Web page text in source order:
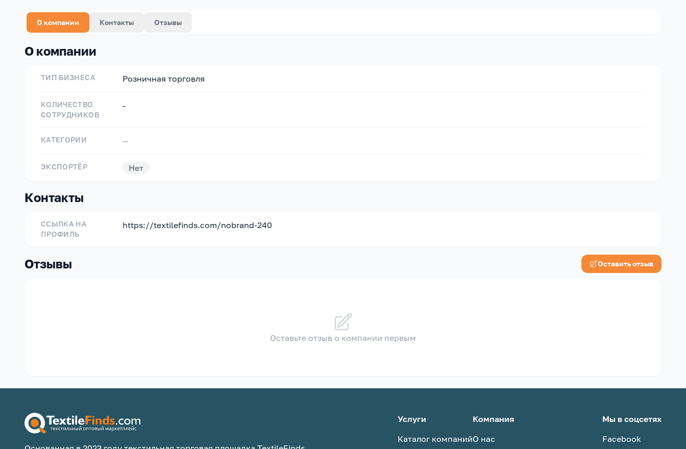
О компании Контакты Отзывы
О компании
ТИП БИЗНЕСА Розничная торговля
КОЛИЧЕСТВО
СОТРУДНИКОВ
-
КАТЕГОРИИ —
ЭКСПОРТЁР Нет
Контакты
ССЫЛКА НА
ПРОФИЛЬ
https://textilefinds.com/nobrand-240
Отзывы Оставить отзыв
Оставьте отзыв о компании первым
Услуги
Каталог компаний
Компания
О нас
Мы в соцсетях
Facebook